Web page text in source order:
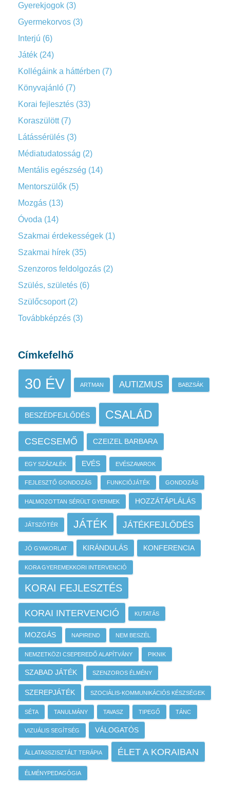
Gyerekjogok (3)
Gyermekorvos (3)
Interjú (6)
Játék (24)
Kollégáink a háttérben (7)
Könyvajánló (7)
Korai fejlesztés (33)
Koraszülött(7)
Látássérülés (3)
Médiatudatosság (2)
Mentális egészség (14)
Mentorszülők (5)
Mozgás (13)
Óvoda (14)
Szakmai érdekességek (1)
Szakmai hírek (35)
Szenzoros feldolgozás (2)
Szülés, születés (6)
Szülőcsoport(2)
Továbbképzés (3)
Címkefelhő
30 ÉV ARTMAN AUTIZMUS BABZSÁK
BESZÉDFEJLŐDÉS CSALÁD
CSECSEMŐ CZEIZEL BARBARA
EGY SZÁZALÉK EVÉS EVÉSZAVAROK
FEJLESZTŐ GONDOZÁS FUNKCIÓJÁTÉK GONDOZÁS
HALMOZOTTAN SÉRÜLT GYERMEK HOZZÁTÁPLÁLÁS
JÁTSZÓTÉR JÁTÉK JÁTÉKFEJLŐDÉS
JÓ GYAKORLAT KIRÁNDULÁS KONFERENCIA
KORA GYEREMEKKORI INTERVENCIÓ
KORAI FEJLESZTÉS
KORAI INTERVENCIÓ KUTATÁS
MOZGÁS NAPIREND NEM BESZÉL
NEMZETKÖZI CSEPEREDŐ ALAPÍTVÁNY PIKNIK
SZABAD JÁTÉK SZENZOROS ÉLMÉNY
SZEREPJÁTÉK SZOCIÁLIS-KOMMUNIKÁCIÓS KÉSZSÉGEK
SÉTA TANULMÁNY TAVASZ TIPEGŐ TÁNC
VIZUÁLIS SEGÍTSÉG VÁLOGATÓS
ÁLLATASSZISZTÁLT TERÁPIA ÉLET A KORAIBAN
ÉLMÉNYPEDAGÓGIA